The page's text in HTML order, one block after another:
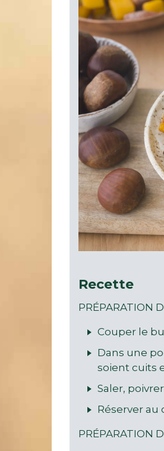
Recette
PRÉPARATION
Couper le
Dans une
soient cuits
Saler, poivrer
Réserver au
PRÉPARATION